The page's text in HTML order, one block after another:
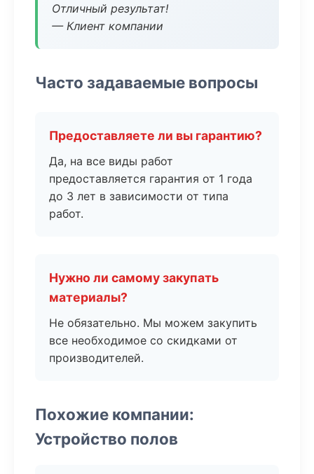
Отличный результат!
— Клиент компании
Часто задаваемые вопросы
Предоставляете ли вы гарантию?
Да, на все виды работ
предоставляется гарантия от 1 года
до 3 лет в зависимости от типа
работ.
Нужно ли самому закупать
материалы?
Не обязательно. Мы можем закупить
все необходимое со скидками от
производителей.
Похожие компании:
Устройство полов